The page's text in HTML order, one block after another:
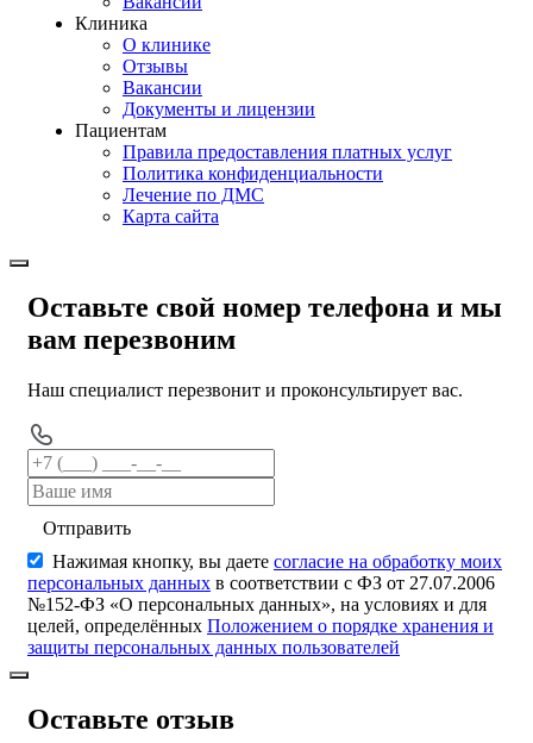
Клиника
О клинике
Отзывы
Вакансии
Документы и лицензии
Пациентам
Правила предоставления платных услуг
Политика конфиденциальности
Лечение по ДМС
Карта сайта
Оставьте свой номер телефона и мы
вам перезвоним
Наш специалист перезвонит и проконсультирует вас.
Отправить
Нажимая кнопку, вы даете согласие на обработку моих
персональных данных в соответствии с ФЗ от 27.07.2006
№152-ФЗ «О персональных данных», на условиях и для
целей, определённых Положением о порядке хранения и
защиты персональных данных пользователей
Оставьте отзыв